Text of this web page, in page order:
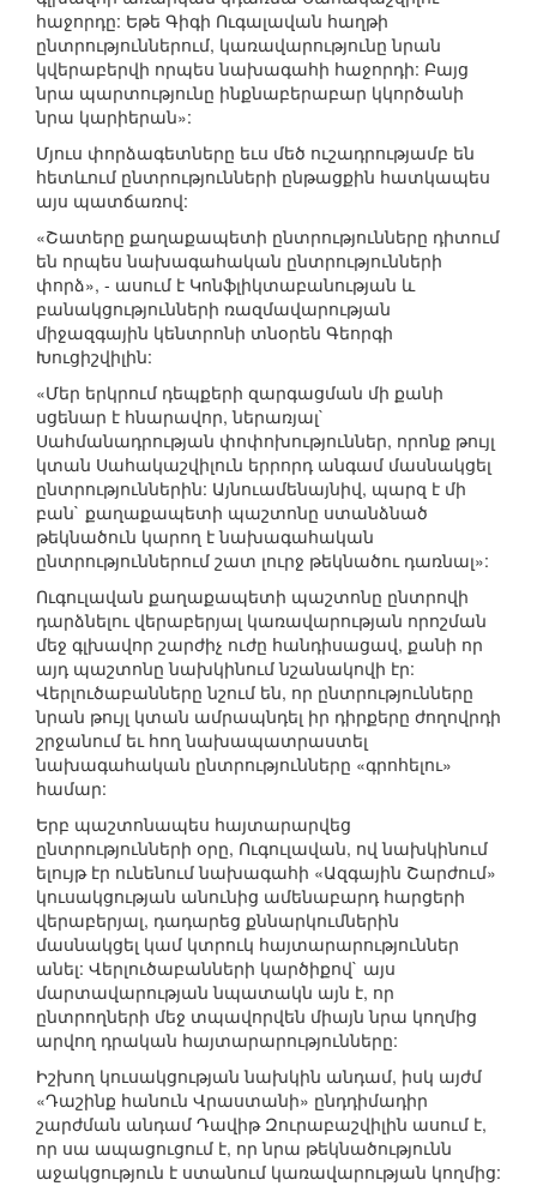
հաջորդը: Եթե Գիգի Ուգալավան հաղթի
ընտրություններում, կառավարությունը նրան
կվերաբերվի որպես նախագահի հաջորդի: Բայց
նրա պարտությունը ինքնաբերաբար կկործանի
նրա կարիերան»:
Մյուս փորձագետները եւս մեծ ուշադրությամբ են
հետևում ընտրությունների ընթացքին հատկապես
այս պատճառով:
«Շատերը քաղաքապետի ընտրությունները դիտում
են որպես նախագահական ընտրությունների
փորձ», - ասում է Կոնֆլիկտաբանության և
բանակցությունների ռազմավարության
միջազգային կենտրոնի տնօրեն Գեորգի
Խուցիշվիլին:
«Մեր երկրում դեպքերի զարգացման մի քանի
սցենար է հնարավոր, ներառյալ`
Սահմանադրության փոփոխություններ, որոնք թույլ
կտան Սահակաշվիլուն երրորդ անգամ մասնակցել
ընտրություններին: Այնուամենայնիվ, պարզ է մի
բան` քաղաքապետի պաշտոնը ստանձնած
թեկնածուն կարող է նախագահական
ընտրություններում շատ լուրջ թեկնածու դառնալ»:
Ուգուլավան քաղաքապետի պաշտոնը ընտրովի
դարձնելու վերաբերյալ կառավարության որոշման
մեջ գլխավոր շարժիչ ուժը հանդիսացավ, քանի որ
այդ պաշտոնը նախկինում նշանակովի էր:
Վերլուծաբանները նշում են, որ ընտրությունները
նրան թույլ կտան ամրապնդել իր դիրքերը ժողովրդի
շրջանում եւ հող նախապատրաստել
նախագահական ընտրությունները «գրոհելու»
համար:
Երբ պաշտոնապես հայտարարվեց
ընտրությունների օրը, Ուգուլավան, ով նախկինում
ելույթ էր ունենում նախագահի «Ազգային Շարժում»
կուսակցության անունից ամենաբարդ հարցերի
վերաբերյալ, դադարեց քննարկումներին
մասնակցել կամ կտրուկ հայտարարություններ
անել: Վերլուծաբանների կարծիքով` այս
մարտավարության նպատակն այն է, որ
ընտրողների մեջ տպավորվեն միայն նրա կողմից
արվող դրական հայտարարությունները:
Իշխող կուսակցության նախկին անդամ, իսկ այժմ
«Դաշինք հանուն Վրաստանի» ընդդիմադիր
շարժման անդամ Դավիթ Զուրաբաշվիլին ասում է,
որ սա ապացուցում է, որ նրա թեկնածությունն
աջակցություն է ստանում կառավարության կողմից: